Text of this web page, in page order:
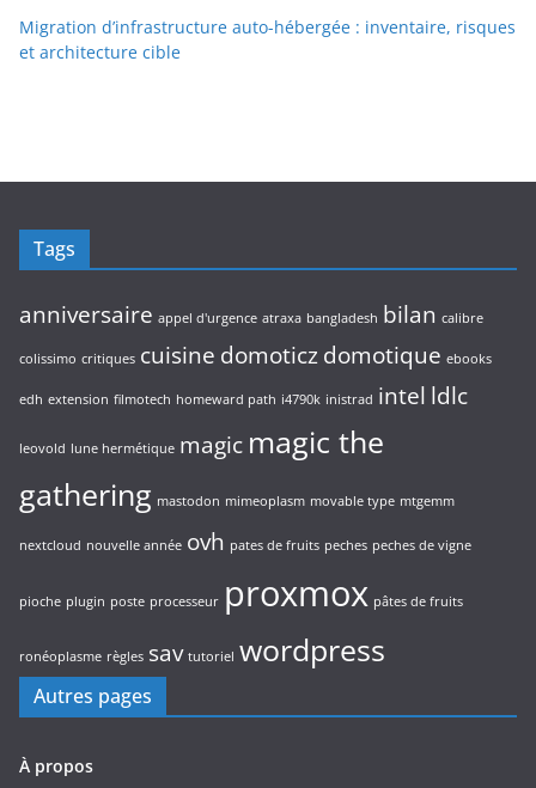
Migration d’infrastructure auto-hébergée : inventaire, risques
et architecture cible
Tags
anniversaire appel d'urgence atraxa bangladesh bilan calibre
colissimo critiques cuisine domoticzdomotique ebooks
edh extension filmotech homeward path i4790k inistrad intel ldlc
leovold lune hermétique magic magic the
gathering mastodon mimeoplasm movable type mtgemm
nextcloud nouvelle année ovh pates de fruits peches peches de vigne
pioche plugin poste processeur proxmox pâtes de fruits
ronéoplasme règles sav tutoriel wordpress
Autres pages
À propos